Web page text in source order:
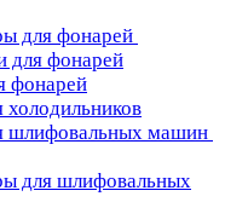
для фонарей
для фонарей
фонарей
шлифовальных машин
для шлифовальных